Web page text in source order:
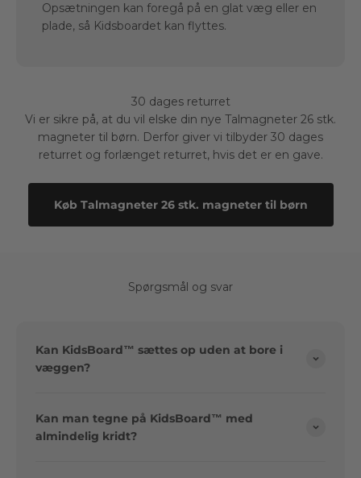
Opsætningen kan foregå på en glat væg eller en
plade, så Kidsboardet kan flyttes.
30 dages returret
Vi er sikre på, at du vil elske din nye Talmagneter 26 stk.
magneter til børn. Derfor giver vi tilbyder 30 dages
returret og forlænget returret, hvis det er en gave.
Køb Talmagneter 26 stk. magneter til børn
Spørgsmål og svar
Kan KidsBoard™ sættes op uden at bore i
væggen?
Kan man tegne på KidsBoard™ med
almindelig kridt?